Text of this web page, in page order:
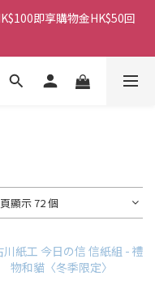
包易寄取｜滿HK$499
即享購物金HK$50回
包易寄取｜滿HK$499
顯示 72 個